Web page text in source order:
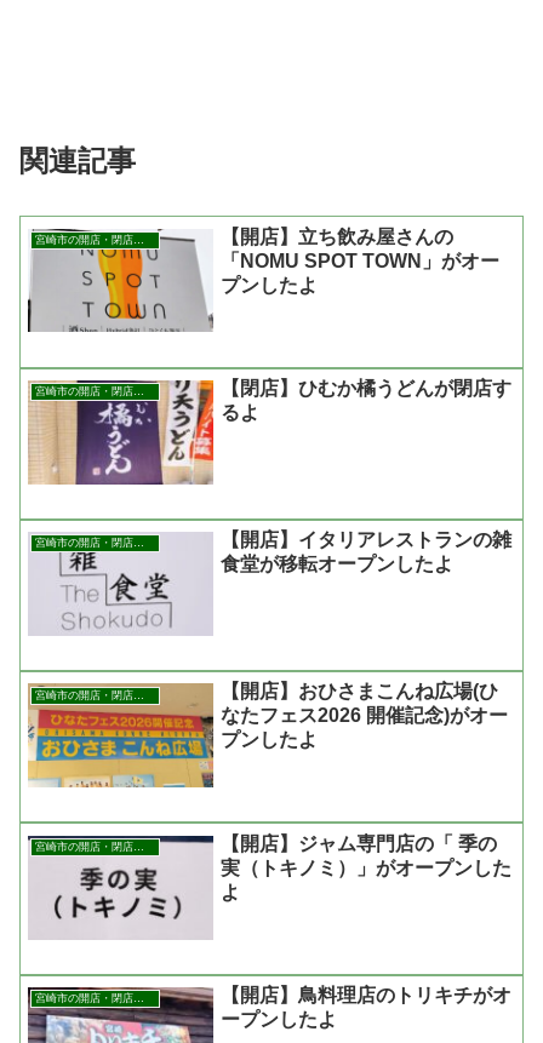
関連記事
【開店】立ち飲み屋さんの
「NOMU SPOT TOWN」がオー
プンしたよ
宮崎市の開店・閉店まとめ
【閉店】ひむか橘うどんが閉店す
るよ
宮崎市の開店・閉店まとめ
【開店】イタリアレストランの雑
食堂が移転オープンしたよ
【開店】おひさまこんね広場(ひ
なたフェス2026 開催記念)がオー
プンしたよ
【開店】ジャム専門店の「 季の
実（トキノミ）」がオープンした
よ
宮崎市の開店・閉店まとめ
【開店】鳥料理店のトリキチがオ
ープンしたよ